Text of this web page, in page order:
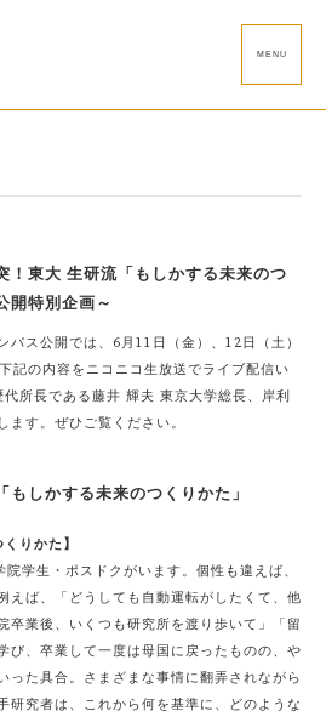
MENU
！東大 生研流「もしかする未来のつ
開特別企画～
パス公開では、6月11日（金）、12日（土）
記の内容をニコニコ生放送でライブ配信い
所長である藤井 輝夫 東京大学総長、岸利
す。ぜひご覧ください。
しかする未来のつくりかた」
りかた】
学生・ポスドクがいます。個性も違えば、
えば、「どうしても自動運転がしたくて、他
卒業後、いくつも研究所を渡り歩いて」「留
び、卒業して一度は母国に戻ったものの、や
った具合。さまざまな事情に翻弄されながら
研究者は、これから何を基準に、どのような